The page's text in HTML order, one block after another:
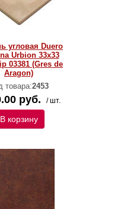
угловая Duero
Urbion 33х33
03381 (Gres de
Aragon)
товара:2453
руб. / шт.
В корзину